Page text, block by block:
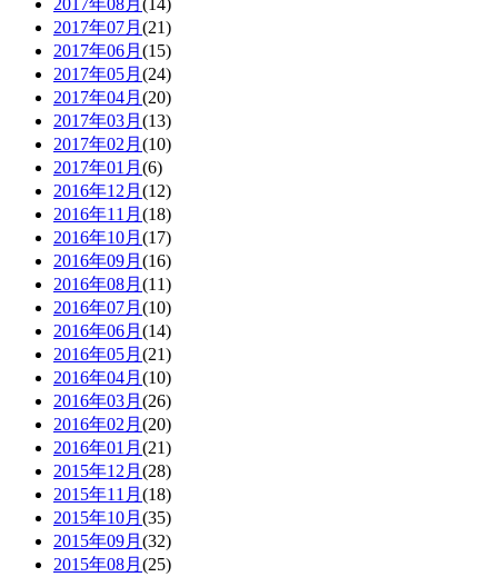
2017年08月 (14)
2017年07月 (21)
2017年06月 (15)
2017年05月 (24)
2017年04月 (20)
2017年03月 (13)
2017年02月 (10)
2017年01月 (6)
2016年12月 (12)
2016年11月 (18)
2016年10月 (17)
2016年09月 (16)
2016年08月 (11)
2016年07月 (10)
2016年06月 (14)
2016年05月 (21)
2016年04月 (10)
2016年03月 (26)
2016年02月 (20)
2016年01月 (21)
2015年12月 (28)
2015年11月 (18)
2015年10月 (35)
2015年09月 (32)
2015年08月 (25)